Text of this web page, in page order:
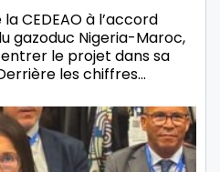
CEDEAO à l’accord
gazoduc Nigeria-Maroc,
le projet dans sa
les chiffres…